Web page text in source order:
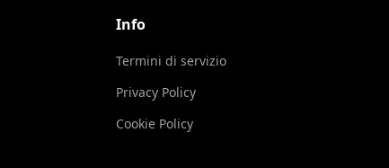
Info
Termini di servizio
Privacy Policy
Cookie Policy